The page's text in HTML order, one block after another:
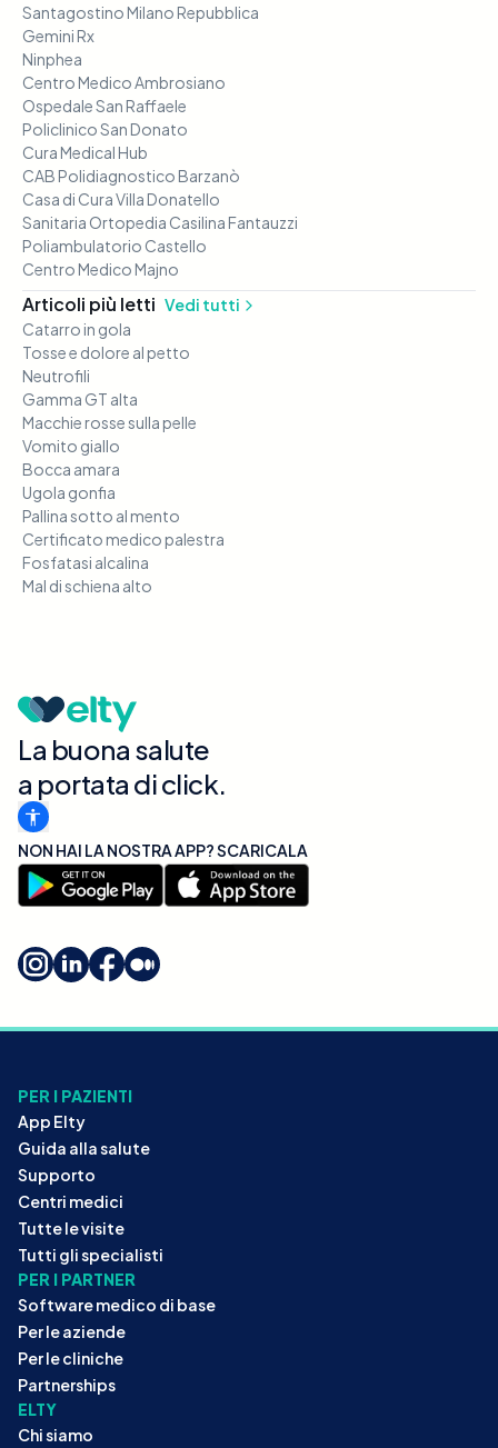
Santagostino Milano Repubblica
Gemini Rx
Ninphea
Centro Medico Ambrosiano
Ospedale San Raffaele
Policlinico San Donato
Cura Medical Hub
CAB Polidiagnostico Barzanò
Casa di Cura Villa Donatello
Sanitaria Ortopedia Casilina Fantauzzi
Poliambulatorio Castello
Centro Medico Majno
Articoli più letti Vedi tutti
Catarro in gola
Tosse e dolore al petto
Neutrofili
Gamma GT alta
Macchie rosse sulla pelle
Vomito giallo
Bocca amara
Ugola gonfia
Pallina sotto al mento
Certificato medico palestra
Fosfatasi alcalina
Mal di schiena alto
La buona salute
a portata di click.
NON HAI LA NOSTRA APP? SCARICALA
PER I PAZIENTI
App Elty
Guida alla salute
Supporto
Centri medici
Tutte le visite
Tutti gli specialisti
PER I PARTNER
Software medico di base
Per le aziende
Per le cliniche
Partnerships
ELTY
Chi siamo